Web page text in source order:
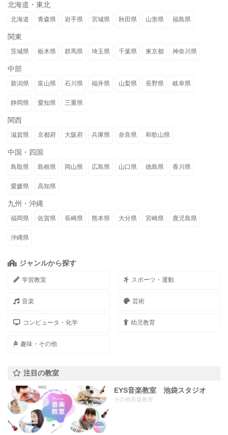
北海道・東北
北海道 青森県 岩手県 宮城県 秋田県 山形県 福島県
関東
茨城県 栃木県 群馬県 埼玉県 千葉県 東京都 神奈川県
中部
新潟県 富山県 石川県 福井県 山梨県 長野県 岐阜県
静岡県 愛知県 三重県
関西
滋賀県 京都府 大阪府 兵庫県 奈良県 和歌山県
中国・四国
鳥取県 島根県 岡山県 広島県 山口県 徳島県 香川県
愛媛県 高知県
九州・沖縄
福岡県 佐賀県 長崎県 熊本県 大分県 宮崎県 鹿児島県
沖縄県
ジャンルから探す
学習教室 スポーツ・運動
音楽 芸術
コンピュータ・化学 幼児教育
趣味・その他
注目の教室
EYS音楽教室 池袋スタジオ
その他音楽教室